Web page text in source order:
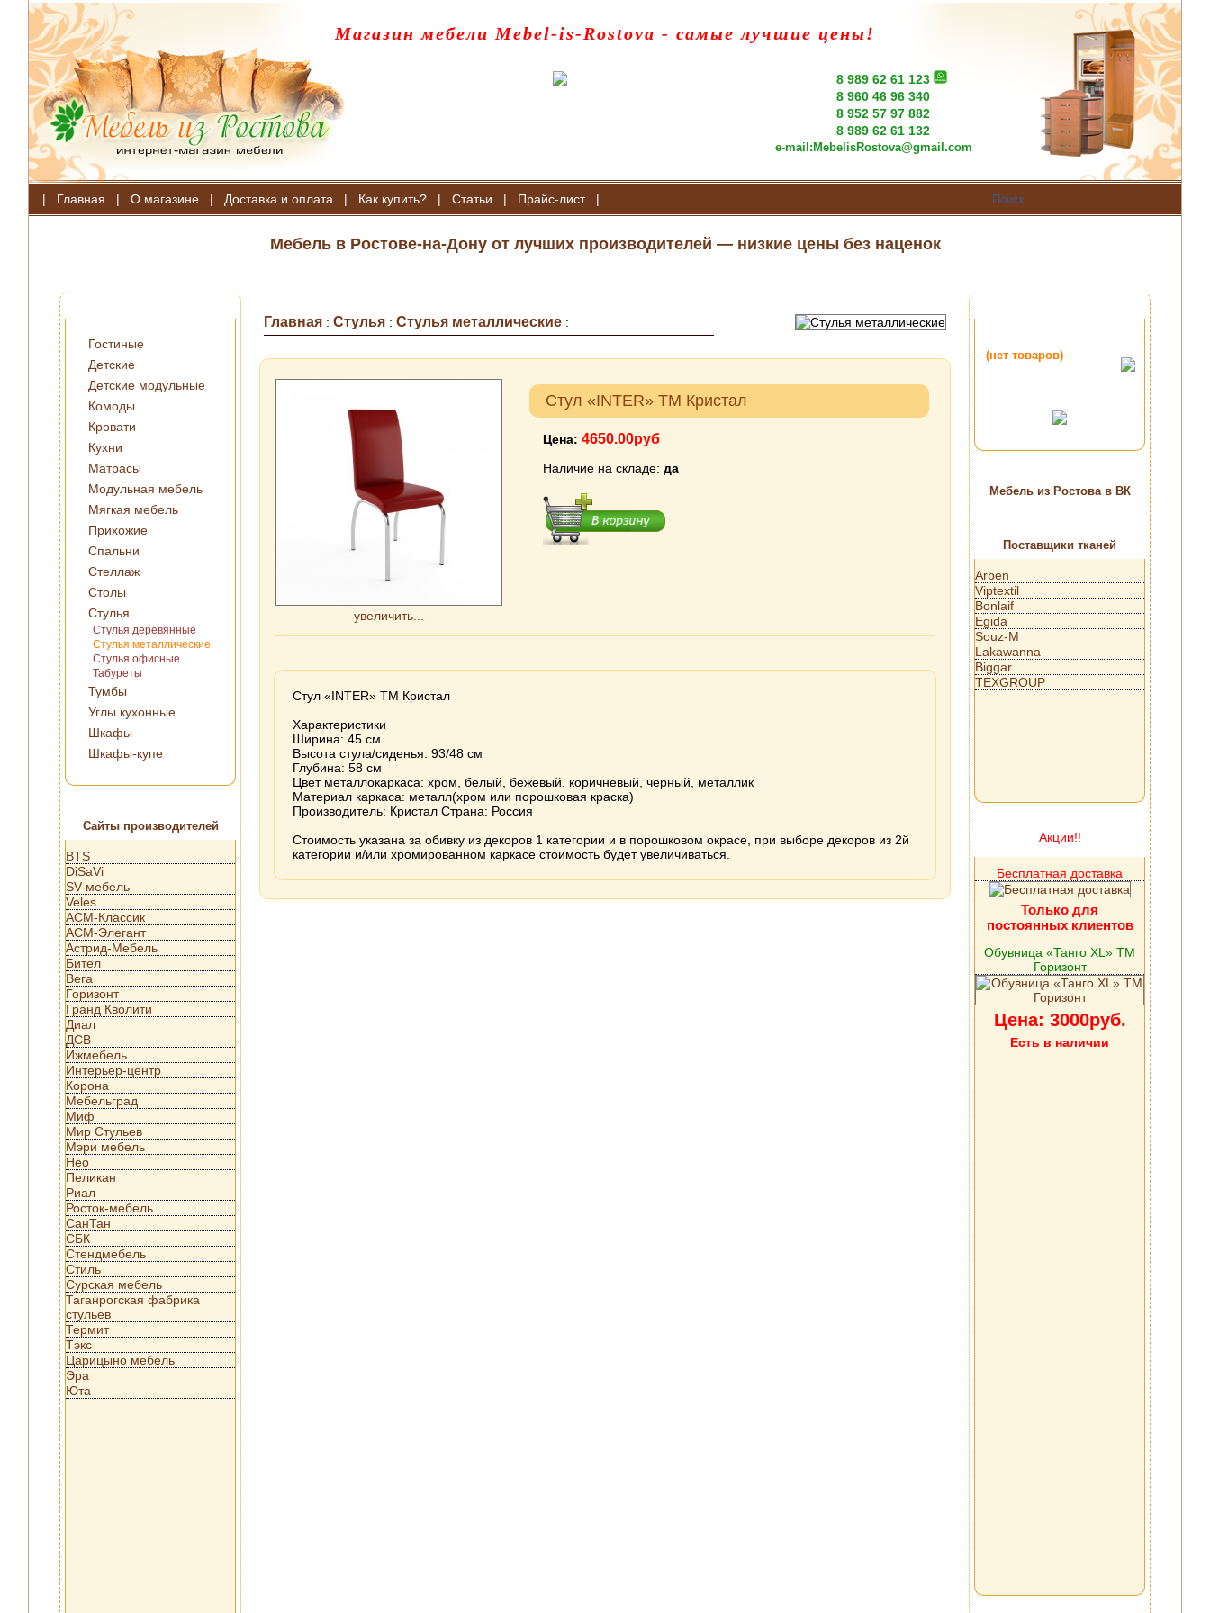
Магазин мебели Mebel-is-Rostova - самые лучшие цены!
8 989 62 61 123
8 960 46 96 340
8 952 57 97 882
8 989 62 61 132
e-mail: MebelisRostova@gmail.com
| Главная | О магазине | Доставка и оплата | Как купить? | Статьи | Прайс-лист |
Мебель в Ростове-на-Дону от лучших производителей — низкие цены без наценок
Гостиные
Детские
Детские модульные
Комоды
Кровати
Кухни
Матрасы
Модульная мебель
Мягкая мебель
Прихожие
Спальни
Стеллаж
Столы
Стулья
Стулья деревянные
Стулья металлические
Стулья офисные
Табуреты
Тумбы
Углы кухонные
Шкафы
Шкафы-купе
Сайты производителей
BTS
DiSaVi
SV-мебель
Veles
АСМ-Классик
АСМ-Элегант
Астрид-Мебель
Бител
Вега
Горизонт
Гранд Кволити
Диал
ДСВ
Ижмебель
Интерьер-центр
Корона
Мебельград
Миф
Мир Стульев
Мэри мебель
Нео
Пеликан
Риал
Росток-мебель
СанТан
СБК
Стендмебель
Стиль
Сурская мебель
Таганрогская фабрика
стульев
Термит
Тэкс
Царицыно мебель
Эра
Юта
Главная : Стулья : Стулья металлические :
увеличить...
Стул «INTER» ТМ Кристал
Цена: 4650.00руб
Наличие на складе: да
Стул «INTER» ТМ Кристал
Характеристики
Ширина: 45 см
Высота стула/сиденья: 93/48 см
Глубина: 58 см
Цвет металлокаркаса: хром, белый, бежевый, коричневый, черный, металлик
Материал каркаса: металл(хром или порошковая краска)
Производитель: Кристал Страна: Россия
Стоимость указана за обивку из декоров 1 категории и в порошковом окрасе, при выборе декоров из 2й
категории и/или хромированном каркасе стоимость будет увеличиваться.
Мебель из Ростова в ВК
Поставщики тканей
Arben
Viptextil
Bonlaif
Egida
Souz-M
Lakawanna
Biggar
TEXGROUP
Акции!!
Бесплатная доставка
Только для
постоянных клиентов
Обувница «Танго XL» ТМ
Горизонт
Цена: 3000руб.
Есть в наличии